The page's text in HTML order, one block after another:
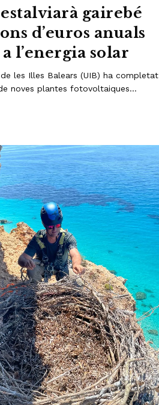
gairebé
d’euros anuals
l’energia solar
les Illes Balears (UIB) ha completat
noves plantes fotovoltaiques…